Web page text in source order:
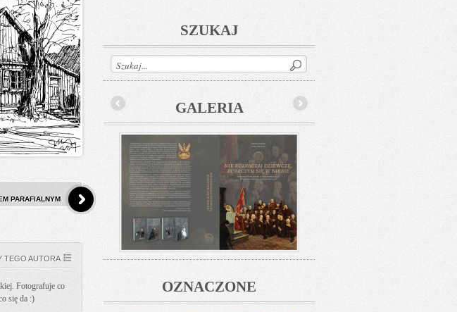
PARAFIALNYM
TEGO AUTORA
Fotografuje co
się da :)
SZUKAJ
GALERIA
OZNACZONE